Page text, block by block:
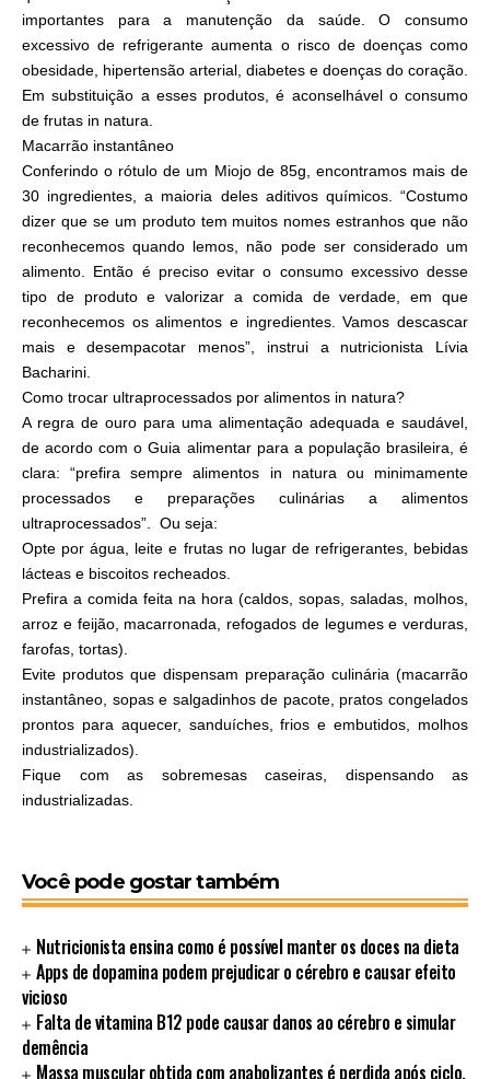
importantes para a manutenção da saúde. O consumo
excessivo de refrigerante aumenta o risco de doenças como
obesidade, hipertensão arterial, diabetes e doenças do coração.
Em substituição a esses produtos, é aconselhável o consumo
de frutas in natura.
Macarrão instantâneo
Conferindo o rótulo de um Miojo de 85g, encontramos mais de
30 ingredientes, a maioria deles aditivos químicos. “Costumo
dizer que se um produto tem muitos nomes estranhos que não
reconhecemos quando lemos, não pode ser considerado um
alimento. Então é preciso evitar o consumo excessivo desse
tipo de produto e valorizar a comida de verdade, em que
reconhecemos os alimentos e ingredientes. Vamos descascar
mais e desempacotar menos”, instrui a nutricionista Lívia
Bacharini.
Como trocar ultraprocessados por alimentos in natura?
A regra de ouro para uma alimentação adequada e saudável,
de acordo com o Guia alimentar para a população brasileira, é
clara: “prefira sempre alimentos in natura ou minimamente
processados e preparações culinárias a alimentos
ultraprocessados”. Ou seja:
Opte por água, leite e frutas no lugar de refrigerantes, bebidas
lácteas e biscoitos recheados.
Prefira a comida feita na hora (caldos, sopas, saladas, molhos,
arroz e feijão, macarronada, refogados de legumes e verduras,
farofas, tortas).
Evite produtos que dispensam preparação culinária (macarrão
instantâneo, sopas e salgadinhos de pacote, pratos congelados
prontos para aquecer, sanduíches, frios e embutidos, molhos
industrializados).
Fique com as sobremesas caseiras, dispensando as
industrializadas.
Você pode gostar também
Nutricionista ensina como é possível manter os doces na dieta
Apps de dopamina podem prejudicar o cérebro e causar efeito
vicioso
Falta de vitamina B12 pode causar danos ao cérebro e simular
demência
Massa muscular obtida com anabolizantes é perdida após ciclo,